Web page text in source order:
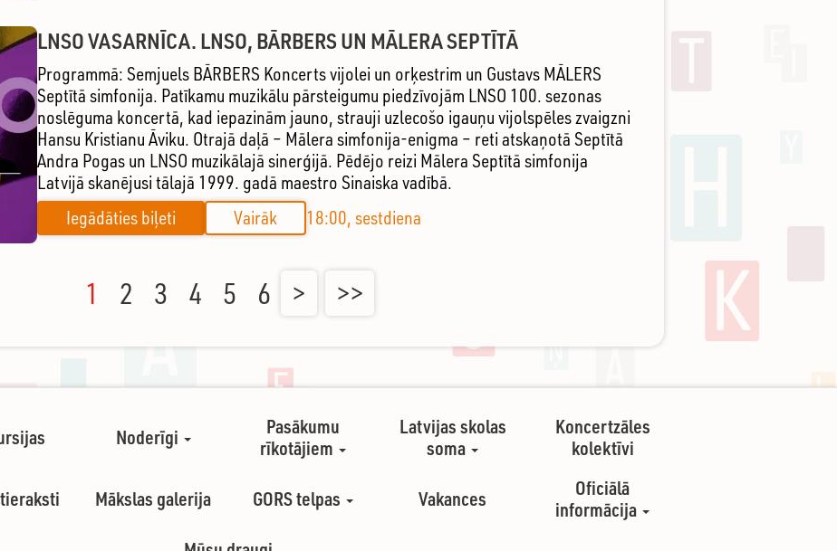
LNSO VASARNĪCA. LNSO, BĀRBERS UN MĀLERA SEPTĪTĀ
Programmā: Semjuels BĀRBERS Koncerts vijolei un orķestrim un Gustavs MĀLERS
Septītā simfonija. Patīkamu muzikālu pārsteigumu piedzīvojām LNSO 100. sezonas
noslēguma koncertā, kad iepazinām jauno, strauji uzlecošo igauņu vijolspēles zvaigzni
Hansu Kristianu Āviku. Otrajā daļā – Mālera simfonija-enigma – reti atskaņotā Septītā
Andra Pogas un LNSO muzikālajā sinerģijā. Pēdējo reizi Mālera Septītā simfonija
Latvijā skanējusi tālajā 1999. gadā maestro Sinaiska vadībā.
Iegādāties biļeti
Vairāk 18:00, sestdiena
1 2 3 4 5 6 > >>
Noderīgi
Pasākumu
rīkotājiem
Latvijas skolas
soma
Koncertzāles
kolektīvi
Mākslas galerija GORS telpas Vakances
Oficiālā
informācija